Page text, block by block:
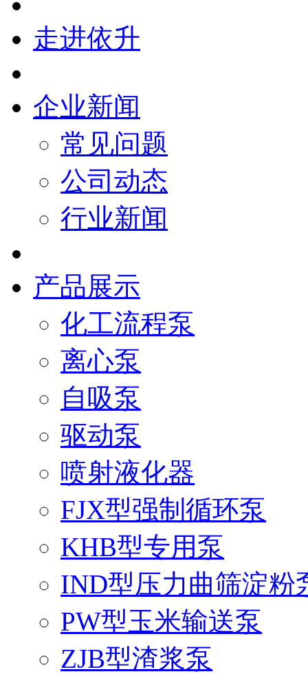
走进依升
企业新闻
常见问题
公司动态
行业新闻
产品展示
化工流程泵
离心泵
自吸泵
驱动泵
喷射液化器
FJX型强制循环泵
KHB型专用泵
IND型压力曲筛淀粉
PW型玉米输送泵
ZJB型渣浆泵